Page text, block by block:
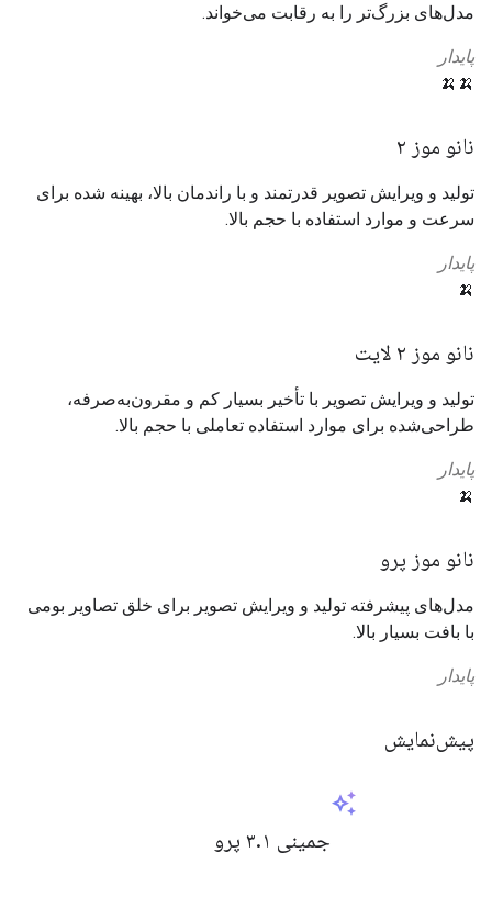
مدل‌های بزرگ‌تر را به رقابت می‌خواند.
پایدار
🍌🍌
نانو موز ۲
تولید و ویرایش تصویر قدرتمند و با راندمان بالا، بهینه شده برای
سرعت و موارد استفاده با حجم بالا.
پایدار
🍌
نانو موز ۲ لایت
تولید و ویرایش تصویر با تأخیر بسیار کم و مقرون‌به‌صرفه،
طراحی‌شده برای موارد استفاده تعاملی با حجم بالا.
پایدار
🍌
نانو موز پرو
مدل‌های پیشرفته تولید و ویرایش تصویر برای خلق تصاویر بومی
با بافت بسیار بالا.
پایدار
پیش‌نمایش
auto_awesome
جمینی ۳.۱ پرو